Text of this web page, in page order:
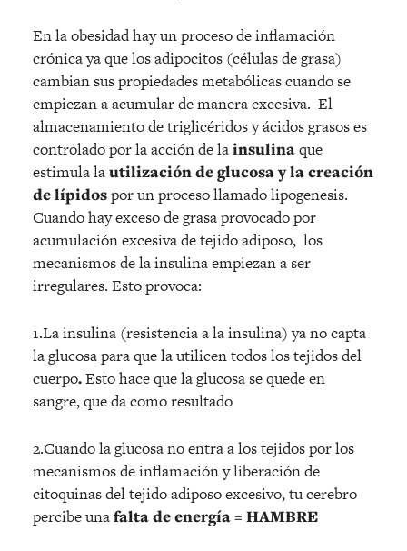
En la obesidad hay un proceso de inflamación
crónica ya que los adipocitos (células de grasa)
cambian sus propiedades metabólicas cuando se
empiezan a acumular de manera excesiva. El
almacenamiento de triglicéridos y ácidos grasos es
controlado por la acción de lainsulinaque
estimula lautilización de glucosa y la creación
de lípidospor un proceso llamado lipogenesis.
Cuando hay exceso de grasa provocado por
acumulación excesiva de tejido adiposo, los
mecanismos de la insulina empiezan a ser
irregulares. Esto provoca:
1.La insulina (resistencia a la insulina) ya no capta
la glucosa para que la utilicen todos los tejidos del
cuerpo.Esto hace que la glucosa se quede en
sangre, que da como resultado
2.Cuando la glucosa no entra a los tejidos por los
mecanismos de inflamación y liberación de
citoquinas del tejido adiposo excesivo, tu cerebro
percibe unafalta de energía = HAMBRE